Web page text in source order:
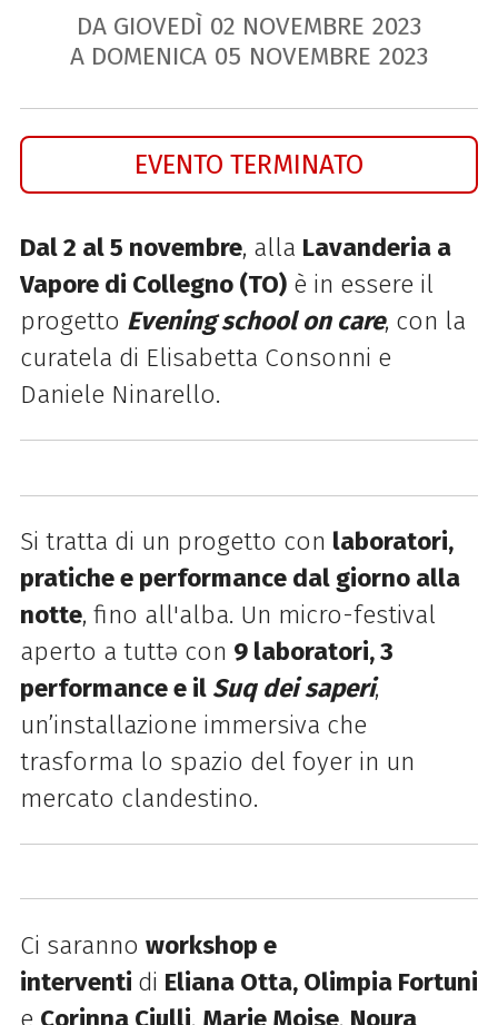
DA GIOVEDÌ 02 NOVEMBRE 2023
A DOMENICA 05 NOVEMBRE 2023
EVENTO TERMINATO
Dal 2 al 5 novembre, alla Lavanderia a
Vapore di Collegno (TO)è in essere il
progetto Evening school on care, con la
curatela di Elisabetta Consonni e
Daniele Ninarello.
Si tratta di un progetto con laboratori,
pratiche e performance dal giorno alla
notte, fino all'alba. Un micro-festival
aperto a tuttə con 9 laboratori, 3
performance e il Suq dei saperi,
un’installazione immersiva che
trasforma lo spazio del foyer in un
mercato clandestino.
Ci saranno workshop e
interventi di Eliana Otta, Olimpia Fortuni
e Corinna Ciulli, Marie Moise, Noura